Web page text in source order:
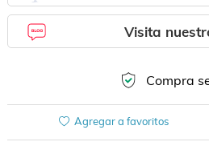
Visita
Compra
Agregar a favoritos